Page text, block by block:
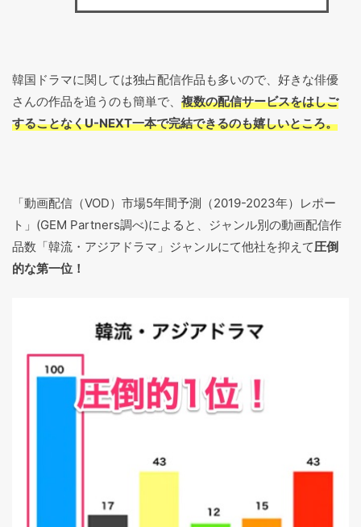
韓国ドラマに関しては独占配信作品も多いので、好きな俳優
さんの作品を追うのも簡単で、 複数の配信サービスをはしご
することなくU-NEXT一本で完結できるのも嬉しいところ。
「動画配信（VOD）市場5年間予測（2019-2023年）レポー
ト」(GEM Partners調べ)によると、ジャンル別の動画配信作
品数「韓流・アジアドラマ」ジャンルにて他社を抑えて圧倒
的な第一位！